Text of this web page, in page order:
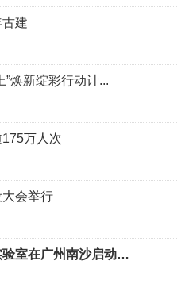
建
焕新绽彩行动计...
万人次
会举行
验室在广州南沙启动…